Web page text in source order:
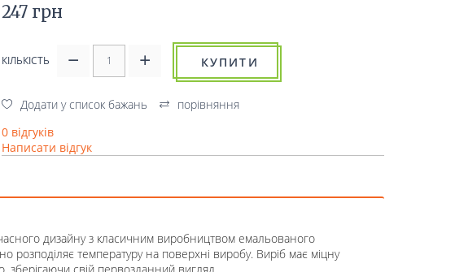
247 грн
КІЛЬКІСТЬ КУПИТИ
Додати у список бажань
порівняння
0 відгуків
Написати відгук
дизайну з класичним виробництвом емальованого
розподіляє температуру на поверхні виробу. Виріб має міцну